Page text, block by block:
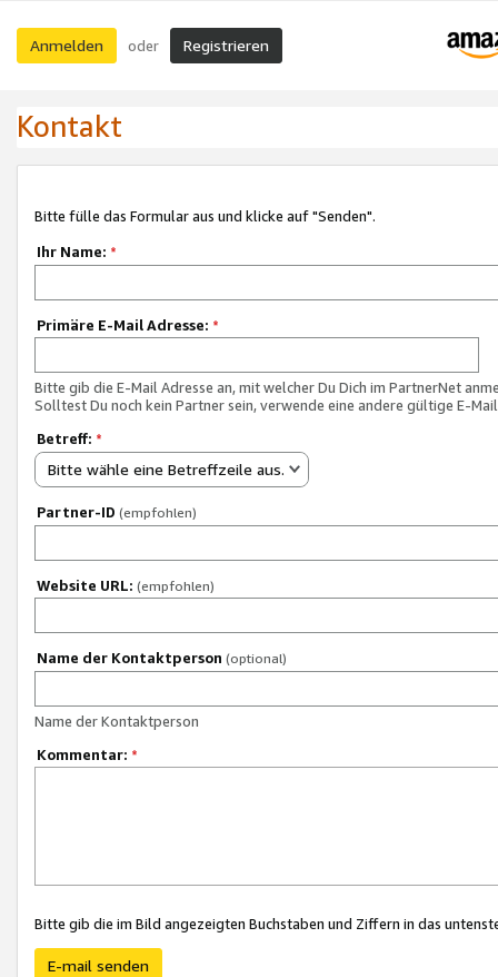
Anmelden oder Registrieren
Kontakt
Bitte fülle das Formular aus und klicke auf "Senden".
Ihr Name: *
Primäre E-Mail Adresse: *
Bitte gib die E-Mail Adresse an, mit welcher Du Dich im PartnerNet
Solltest Du noch kein Partner sein, verwende eine andere gültige E-
Betreff: *
Bitte wähle eine Betreffzeile aus.
Partner-ID (empfohlen)
Website URL: (empfohlen)
Name der Kontaktperson (optional)
Name der Kontaktperson
Kommentar: *
Bitte gib die im Bild angezeigten Buchstaben und Ziffern in das
E-mail senden